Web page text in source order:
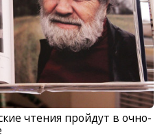
чтения пройдут в очно-